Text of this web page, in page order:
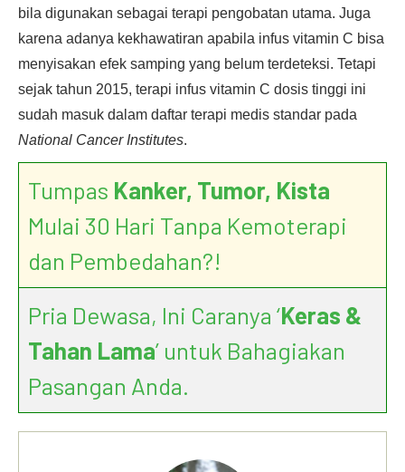
bila digunakan sebagai terapi pengobatan utama. Juga
karena adanya kekhawatiran apabila infus vitamin C bisa
menyisakan efek samping yang belum terdeteksi. Tetapi
sejak tahun 2015, terapi infus vitamin C dosis tinggi ini
sudah masuk dalam daftar terapi medis standar pada
National Cancer Institutes.
Tumpas Kanker, Tumor, Kista
Mulai 30 Hari Tanpa Kemoterapi
dan Pembedahan?!
Pria Dewasa, Ini Caranya ‘Keras &
Tahan Lama’ untuk Bahagiakan
Pasangan Anda.